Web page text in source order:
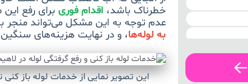
خطرناک باشد، اقدام فوری برای رفع
عدم توجه به این مشکل می‌تواند منجر
به لوله‌ها، و در نهایت هزینه‌های
این تصویر نمایی از خدمات لوله باز